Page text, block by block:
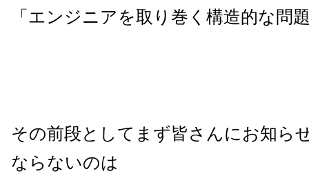
「エンジニアを取り巻く構造的な問
その前段としてまず皆さんにお知ら
ならないのは